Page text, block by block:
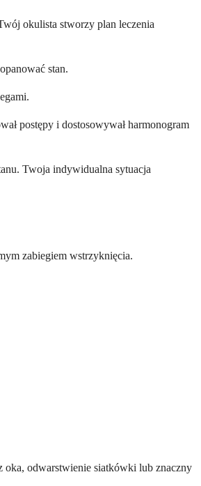
okulista stworzy plan leczenia
stan.
postępy i dostosowywał harmonogram
Twoja indywidualna sytuacja
zabiegiem wstrzyknięcia.
oka, odwarstwienie siatkówki lub znaczny